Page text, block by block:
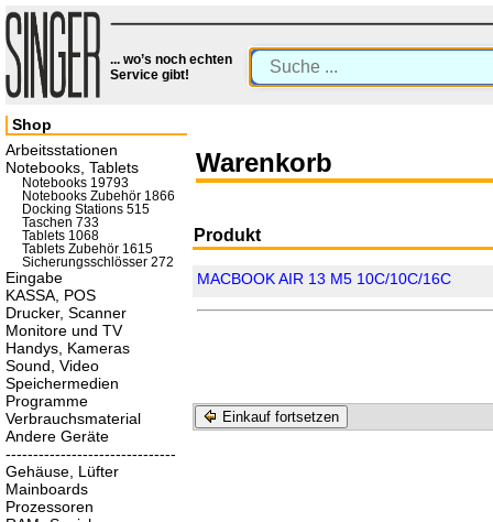
... wo’s noch echten
Service gibt!
Warenkorb
Produkt
MACBOOK AIR 13 M5 10C/10C/16C
Einkauf fortsetzen
Shop
Arbeitsstationen
Notebooks, Tablets
Notebooks 19793
Notebooks Zubehör 1866
Docking Stations 515
Taschen 733
Tablets 1068
Tablets Zubehör 1615
Sicherungsschlösser 272
Eingabe
KASSA, POS
Drucker, Scanner
Monitore und TV
Handys, Kameras
Sound, Video
Speichermedien
Programme
Verbrauchsmaterial
Andere Geräte
-------------------------------
Gehäuse, Lüfter
Mainboards
Prozessoren